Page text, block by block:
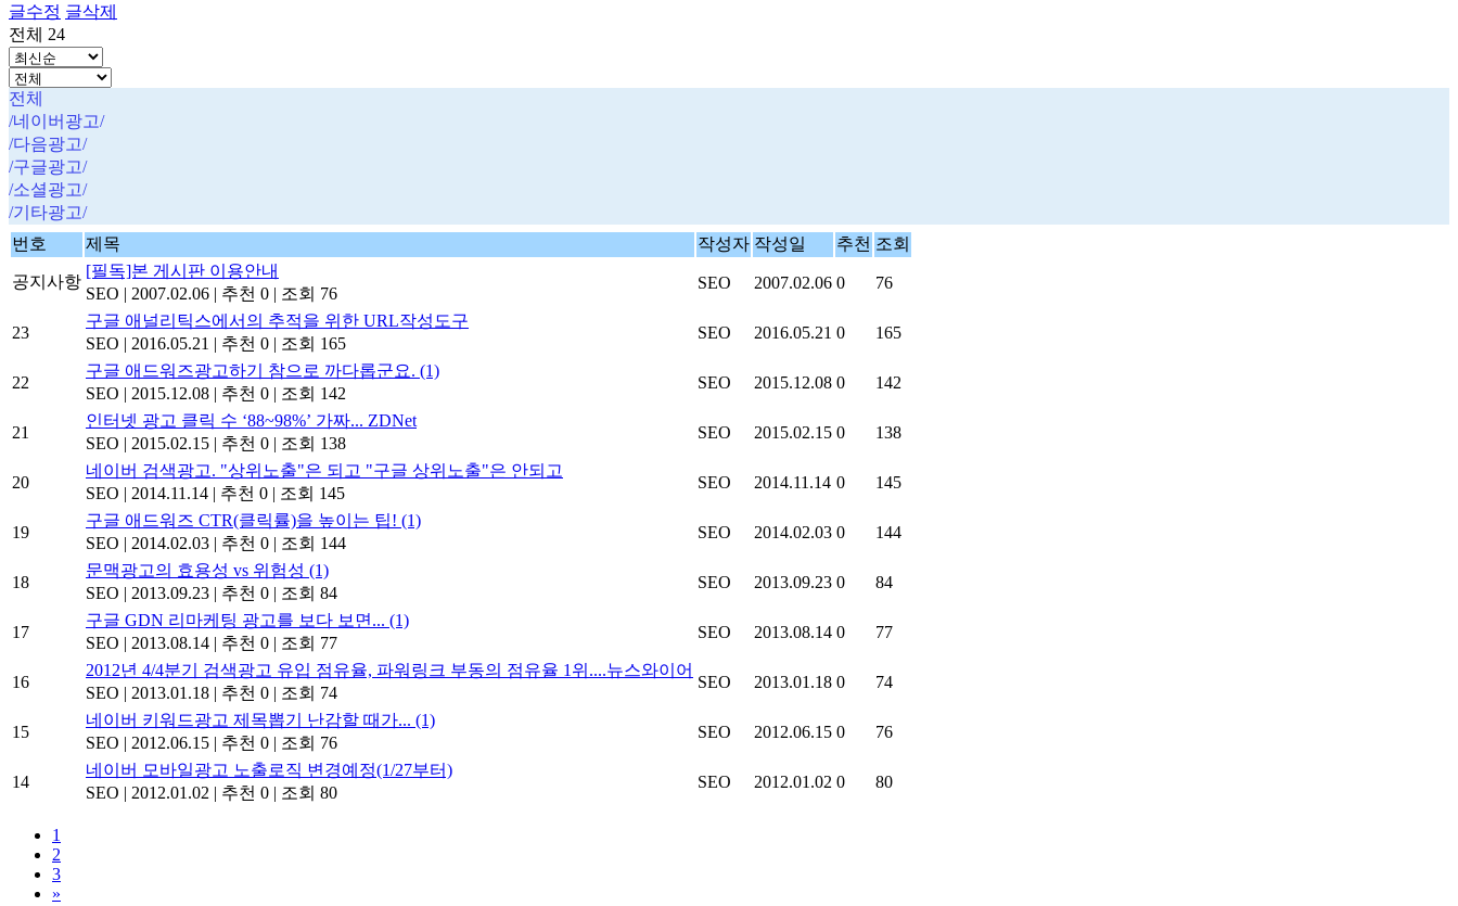
글수정 글삭제
전체 24
전체
/네이버광고/
/다음광고/
/구글광고/
/소셜광고/
/기타광고/
번호
제목 작성자 작성일 추천 조회
공지사항
[필독]본 게시판 이용안내
SEO | 2007.02.06 | 추천 0 | 조회 76
SEO 2007.02.06 0 76
23
구글 애널리틱스에서의 추적을 위한 URL작성도구
SEO | 2016.05.21 | 추천 0 | 조회 165
SEO 2016.05.21 0 165
22
구글 애드워즈광고하기 참으로 까다롭군요. (1)
SEO | 2015.12.08 | 추천 0 | 조회 142
SEO 2015.12.08 0 142
21
인터넷 광고 클릭 수 ‘88~98%’ 가짜... ZDNet
SEO | 2015.02.15 | 추천 0 | 조회 138
SEO 2015.02.15 0 138
20
네이버 검색광고. "상위노출"은 되고 "구글 상위노출"은 안되고
SEO | 2014.11.14 | 추천 0 | 조회 145
SEO 2014.11.14 0 145
19
구글 애드워즈 CTR(클릭률)을 높이는 팁! (1)
SEO | 2014.02.03 | 추천 0 | 조회 144
SEO 2014.02.03 0 144
18
문맥광고의 효용성 vs 위험성 (1)
SEO | 2013.09.23 | 추천 0 | 조회 84
SEO 2013.09.23 0 84
17
구글 GDN 리마케팅 광고를 보다 보면... (1)
SEO | 2013.08.14 | 추천 0 | 조회 77
SEO 2013.08.14 0 77
16
2012년 4/4분기 검색광고 유입 점유율, 파워링크 부동의 점유율 1위....뉴스와이어
SEO | 2013.01.18 | 추천 0 | 조회 74
SEO 2013.01.18 0 74
15
네이버 키워드광고 제목뽑기 난감할 때가... (1)
SEO | 2012.06.15 | 추천 0 | 조회 76
SEO 2012.06.15 0 76
14
네이버 모바일광고 노출로직 변경예정(1/27부터)
SEO | 2012.01.02 | 추천 0 | 조회 80
SEO 2012.01.02 0 80
1
2
3
»